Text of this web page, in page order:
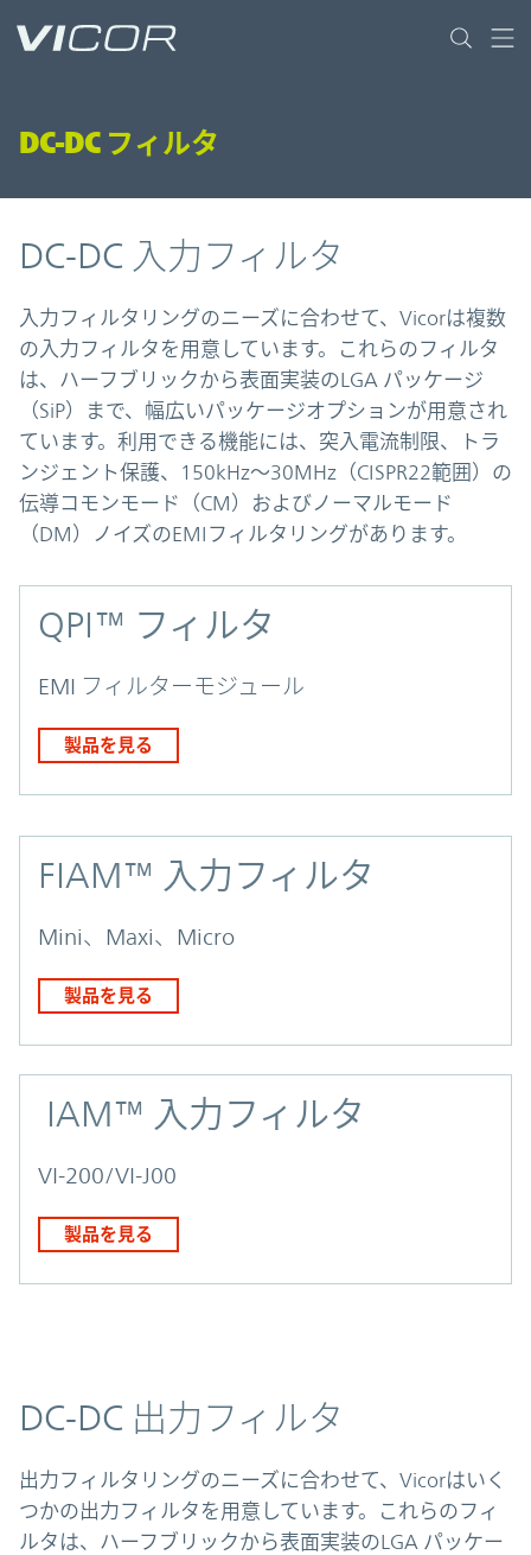
DC-DC フィルタ
DC-DC 入力フィルタ
入力フィルタリングのニーズに合わせて、Vicorは複数
の入力フィルタを用意しています。これらのフィルタ
は、ハーフブリックから表面実装のLGA パッケージ
（SiP）まで、幅広いパッケージオプションが用意され
ています。利用できる機能には、突入電流制限、トラ
ンジェント保護、150kHz〜30MHz（CISPR22範囲）の
伝導コモンモード（CM）およびノーマルモード
（DM）ノイズのEMIフィルタリングがあります。
QPI™ フィルタ
EMI フィルターモジュール
製品を見る
FIAM™ 入力フィルタ
Mini、Maxi、Micro
製品を見る
IAM™ 入力フィルタ
VI-200/VI-J00
製品を見る
DC-DC 出力フィルタ
出力フィルタリングのニーズに合わせて、Vicorはいく
つかの出力フィルタを用意しています。これらのフィ
ルタは、ハーフブリックから表面実装のLGA パッケー